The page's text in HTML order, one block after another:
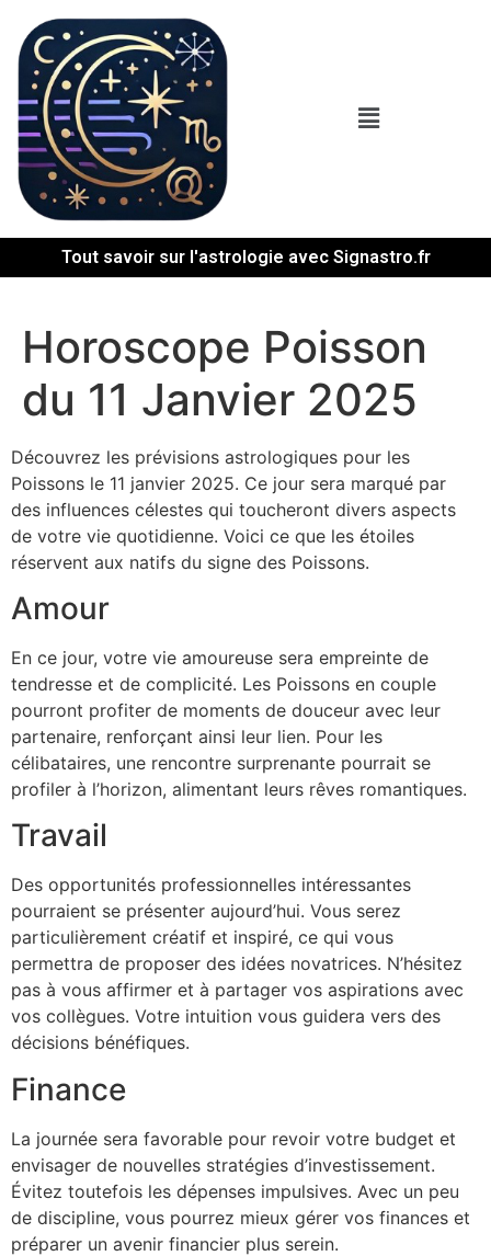
Tout savoir sur l'astrologie avec Signastro.fr
Horoscope Poisson
du 11 Janvier 2025
Découvrez les prévisions astrologiques pour les
Poissons le 11 janvier 2025. Ce jour sera marqué par
des influences célestes qui toucheront divers aspects
de votre vie quotidienne. Voici ce que les étoiles
réservent aux natifs du signe des Poissons.
Amour
En ce jour, votre vie amoureuse sera empreinte de
tendresse et de complicité. Les Poissons en couple
pourront profiter de moments de douceur avec leur
partenaire, renforçant ainsi leur lien. Pour les
célibataires, une rencontre surprenante pourrait se
profiler à l’horizon, alimentant leurs rêves romantiques.
Travail
Des opportunités professionnelles intéressantes
pourraient se présenter aujourd’hui. Vous serez
particulièrement créatif et inspiré, ce qui vous
permettra de proposer des idées novatrices. N’hésitez
pas à vous affirmer et à partager vos aspirations avec
vos collègues. Votre intuition vous guidera vers des
décisions bénéfiques.
Finance
La journée sera favorable pour revoir votre budget et
envisager de nouvelles stratégies d’investissement.
Évitez toutefois les dépenses impulsives. Avec un peu
de discipline, vous pourrez mieux gérer vos finances et
préparer un avenir financier plus serein.